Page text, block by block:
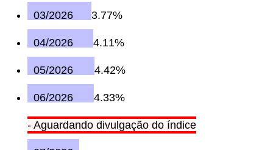
03/2026 3.77%
04/2026 4.11%
05/2026 4.42%
06/2026 4.33%
- Aguardando divulgação do índice